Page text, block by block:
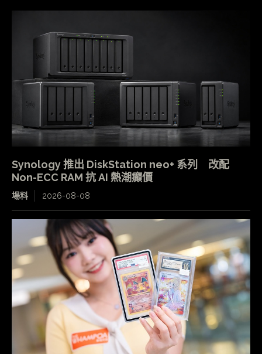
Synology 推出 DiskStation neo+ 系列 改配
Non-ECC RAM 抗 AI 熱潮癲價
場料 2026-08-08